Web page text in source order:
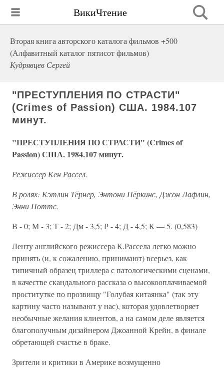
ВикиЧтение
Вторая книга авторского каталога фильмов +500
(Алфавитный каталог пятисот фильмов)
Кудрявцев Сергей
"ПРЕСТУПЛЕНИЯ ПО СТРАСТИ"
(Crimes of Passion) США. 1984.107
минут.
"ПРЕСТУПЛЕНИЯ ПО СТРАСТИ" (Crimes of
Passion) США. 1984.107 минут.
Режиссер Кен Рассел.
В ролях: Кэтлин Тёрнер, Энтони Пёркинс, Джон Лафлин,
Энни Поттс.
В - 0; М - 3; Т - 2; Дм - 3,5; Р - 4; Д - 4,5; К — 5. (0,583)
Ленту английского режиссера К.Рассела легко можно
принять (и, к сожалению, принимают) всерьез, как
типичный образец триллера с патологическими сценами,
в качестве скандального рассказа о высокооплачиваемой
проститутке по прозвищу "Голубая китаянка" (так эту
картину часто называют у нас), которая удовлетворяет
необычные желания клиентов, а на самом деле является
благополучным дизайнером Джоанной Крейн, в финале
обретающей счастье в браке.
Зрители и критики в Америке возмущенно